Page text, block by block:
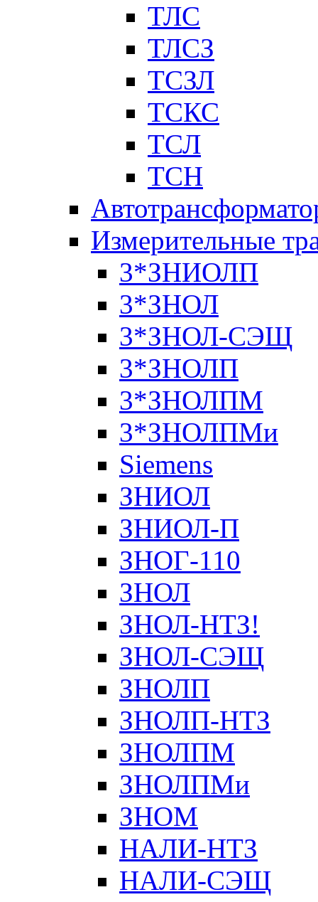
ТЛС
ТЛСЗ
ТСЗЛ
ТСКС
ТСЛ
ТСН
Измерительные
3*ЗНИОЛП
3*ЗНОЛ
3*ЗНОЛ-СЭЩ
3*ЗНОЛП
3*ЗНОЛПМ
3*ЗНОЛПМи
Siemens
ЗНИОЛ
ЗНИОЛ-П
ЗНОГ-110
ЗНОЛ
ЗНОЛ-НТЗ!
ЗНОЛ-СЭЩ
ЗНОЛП
ЗНОЛП-НТЗ
ЗНОЛПМ
ЗНОЛПМи
ЗНОМ
НАЛИ-НТЗ
НАЛИ-СЭЩ